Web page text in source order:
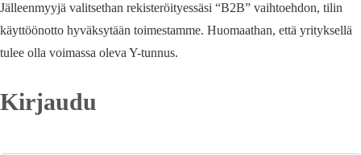
Jälleenmyyjä valitsethan rekisteröityessäsi “B2B” vaihtoehdon, tilin
käyttöönotto hyväksytään toimestamme. Huomaathan, että yrityksellä
tulee olla voimassa oleva Y-tunnus.
Kirjaudu